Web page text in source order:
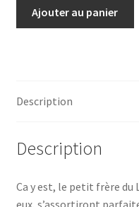
Ajouter au panier
Description
Description
Ca y est, le petit frère du